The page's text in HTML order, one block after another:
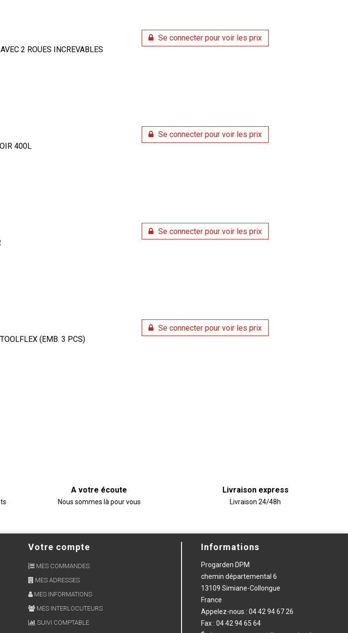
2 ROUES INCREVABLES
Se connecter pour voir les prix
400L
Se connecter pour voir les prix
Se connecter pour voir les prix
(EMB. 3 PCS)
Se connecter pour voir les prix
A votre écoute
Nous sommes là pour vous
Livraison express
Livraison 24/48h
Votre compte
MES COMMANDES
MES ADRESSES
MES INFORMATIONS
MES INTERLOCUTEURS
SUIVI COMPTABLE
Informations
Progarden DPM
chemin départemental 6
13109 Simiane-Collongue
France
Appelez-nous : 04 42 94 67 26
Fax : 04 42 94 65 64